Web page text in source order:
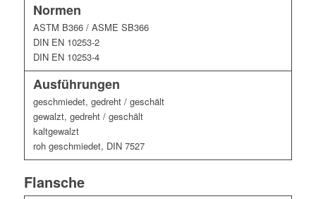
Normen
ASTM B366 / ASME SB366
DIN EN 10253-2
DIN EN 10253-4
Ausführungen
geschmiedet, gedreht / geschält
gewalzt, gedreht / geschält
kaltgewalzt
roh geschmiedet, DIN 7527
Flansche